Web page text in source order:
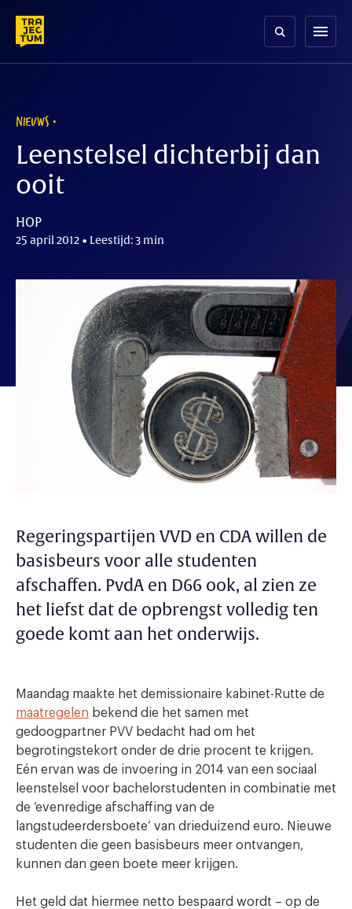
content
menu
NIEUWS
Leenstelsel dichterbij dan
ooit
HOP
25 april 2012 • Leestijd: 3 min
Regeringspartijen VVD en CDA willen de
basisbeurs voor alle studenten
afschaffen. PvdA en D66 ook, al zien ze
het liefst dat de opbrengst volledig ten
goede komt aan het onderwijs.
Maandag maakte het demissionaire kabinet-Rutte de
maatregelen bekend die het samen met
gedoogpartner PVV bedacht had om het
begrotingstekort onder de drie procent te krijgen.
Eén ervan was de invoering in 2014 van een sociaal
leenstelsel voor bachelorstudenten in combinatie met
de ‘evenredige afschaffing van de
langstudeerdersboete’ van drieduizend euro. Nieuwe
studenten die geen basisbeurs meer ontvangen,
kunnen dan geen boete meer krijgen.
Het geld dat hiermee netto bespaard wordt – op de